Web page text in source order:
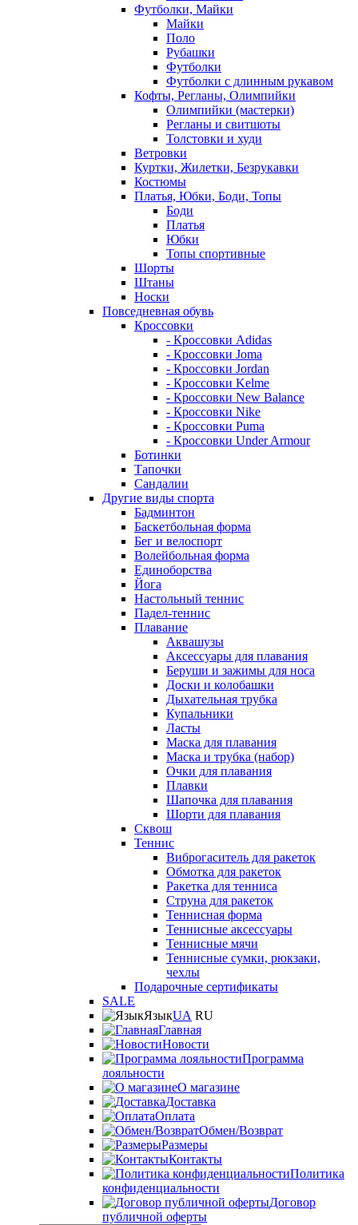
Футболки, Майки
Майки
Поло
Рубашки
Футболки
Футболки с длинным рукавом
Кофты, Регланы, Олимпийки
Олимпийки (мастерки)
Регланы и свитшоты
Толстовки и худи
Ветровки
Куртки, Жилетки, Безрукавки
Костюмы
Платья, Юбки, Боди, Топы
Боди
Платья
Юбки
Топы спортивные
Шорты
Штаны
Носки
Повседневная обувь
Кроссовки
- Кроссовки Adidas
- Кроссовки Joma
- Кроссовки Jordan
- Кроссовки Kelme
- Кроссовки New Balance
- Кроссовки Nike
- Кроссовки Puma
- Кроссовки Under Armour
Ботинки
Тапочки
Сандалии
Другие виды спорта
Бадминтон
Баскетбольная форма
Бег и велоспорт
Волейбольная форма
Единоборства
Йога
Настольный теннис
Падел-теннис
Плавание
Аквашузы
Аксессуары для плавания
Беруши и зажимы для носа
Доски и колобашки
Дыхательная трубка
Купальники
Ласты
Маска для плавания
Маска и трубка (набор)
Очки для плавания
Плавки
Шапочка для плавания
Шорти для плавания
Сквош
Теннис
Виброгаситель для ракеток
Обмотка для ракеток
Ракетка для тенниса
Струна для ракеток
Теннисная форма
Теннисные аксессуары
Теннисные мячи
Теннисные сумки, рюкзаки,
чехлы
Подарочные сертификаты
SALE
ЯзыкUA RU
Главная
Новости
Программа
лояльности
О магазине
Доставка
Оплата
Обмен/Возврат
Размеры
Контакты
Политика
конфиденциальности
Договор
публичной оферты